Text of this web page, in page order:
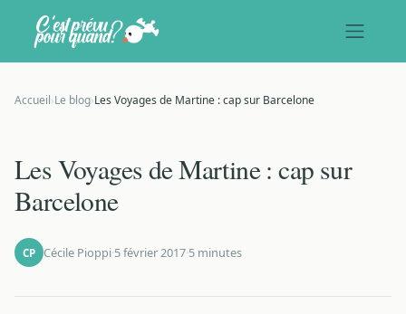
Accueil›Le blog›Les Voyages de Martine : cap sur Barcelone
Les Voyages de Martine : cap sur
Barcelone
CP Cécile Pioppi·5 février 2017·5 minutes